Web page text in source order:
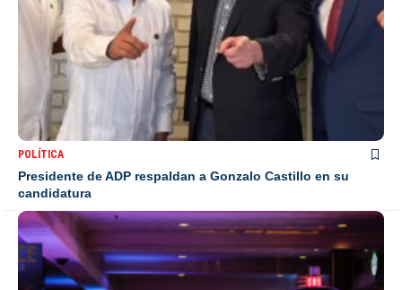
POLÍTICA
Presidente de ADP respaldan a Gonzalo Castillo en su
candidatura